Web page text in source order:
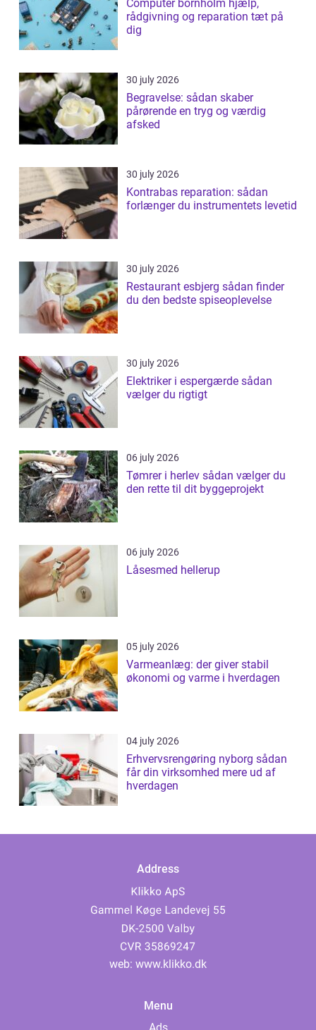
Computer bornholm hjælp,
rådgivning og reparation tæt på
dig
30 july 2026
Begravelse: sådan skaber
pårørende en tryg og værdig
afsked
30 july 2026
Kontrabas reparation: sådan
forlænger du instrumentets levetid
30 july 2026
Restaurant esbjerg sådan finder
du den bedste spiseoplevelse
30 july 2026
Elektriker i espergærde sådan
vælger du rigtigt
06 july 2026
Tømrer i herlev sådan vælger du
den rette til dit byggeprojekt
06 july 2026
Låsesmed hellerup
05 july 2026
Varmeanlæg: der giver stabil
økonomi og varme i hverdagen
04 july 2026
Erhvervsrengøring nyborg sådan
får din virksomhed mere ud af
hverdagen
Address
web: www.klikko.dk
Menu